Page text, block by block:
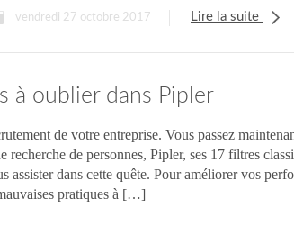
vendredi 27 octobre 2017 Lire la suite
à oublier dans Pipler
de votre entreprise. Vous passez
recherche de personnes, Pipler, ses 17 filtres
assister dans cette quête. Pour améliorer vos
pratiques à […]